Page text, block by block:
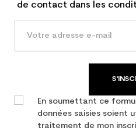
de contact dans les
En soumettant ce
données saisies soient
traitement de mon